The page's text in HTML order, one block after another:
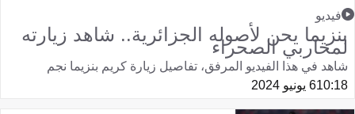
فيديو
بنزيما يحن لأصوله الجزائرية.. شاهد زيارته
لمحاربي الصحراء
شاهد في هذا الفيديو المرفق، تفاصيل زيارة كريم بنزيما نجم
10:186 يونيو 2024